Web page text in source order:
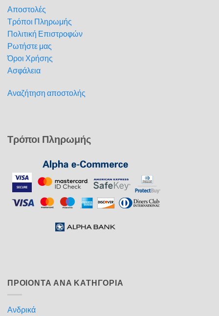
Αποστολές
Τρόποι Πληρωμής
Πολιτική Επιστροφών
Ρωτήστε μας
Όροι Χρήσης
Ασφάλεια
Αναζήτηση αποστολής
Τρόποι Πληρωμής
ΠΡΟΙΟΝΤΑ ΑΝΑ ΚΑΤΗΓΟΡΙΑ
Ανδρικά